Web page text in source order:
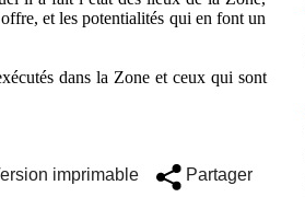
et les potentialités qui en font un
dans la Zone et ceux qui sont
imprimable Partager